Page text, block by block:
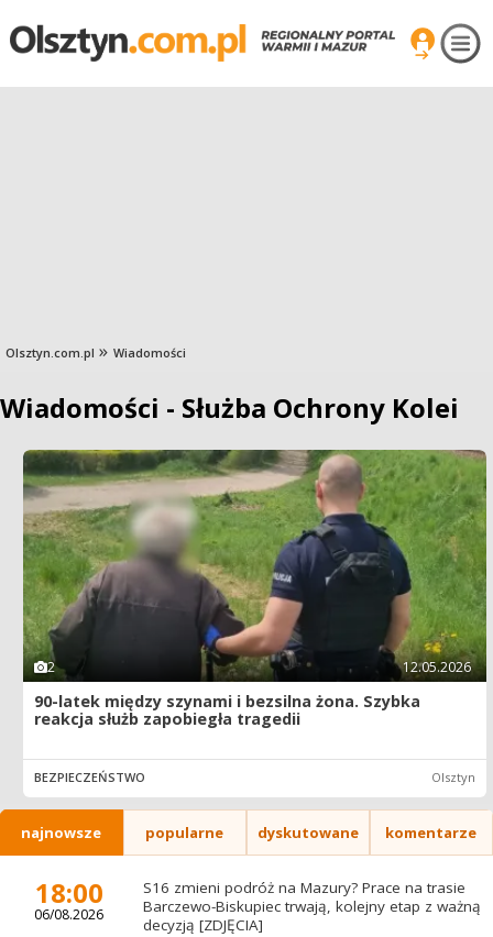
Olsztyn.com.pl Wiadomości
Wiadomości - Służba Ochrony Kolei
2 12.05.2026
90-latek między szynami i bezsilna żona. Szybka
reakcja służb zapobiegła tragedii
BEZPIECZEŃSTWO Olsztyn
najnowsze popularne dyskutowane komentarze
18:00
06/08.2026
S16 zmieni podróż na Mazury? Prace na trasie
Barczewo-Biskupiec trwają, kolejny etap z ważną
decyzją [ZDJĘCIA]